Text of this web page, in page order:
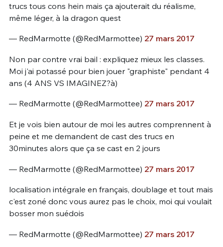
trucs tous cons hein mais ça ajouterait du réalisme,
même léger, à la dragon quest
— RedMarmotte (@RedMarmottee) 27 mars 2017
Non par contre vrai bail : expliquez mieux les classes.
Moi j'ai potassé pour bien jouer "graphiste" pendant 4
ans (4 ANS VS IMAGINEZ?à)
— RedMarmotte (@RedMarmottee) 27 mars 2017
Et je vois bien autour de moi les autres comprennent à
peine et me demandent de cast des trucs en
30minutes alors que ça se cast en 2 jours
— RedMarmotte (@RedMarmottee) 27 mars 2017
localisation intégrale en français, doublage et tout mais
c'est zoné donc vous aurez pas le choix, moi qui voulait
bosser mon suédois
— RedMarmotte (@RedMarmottee) 27 mars 2017